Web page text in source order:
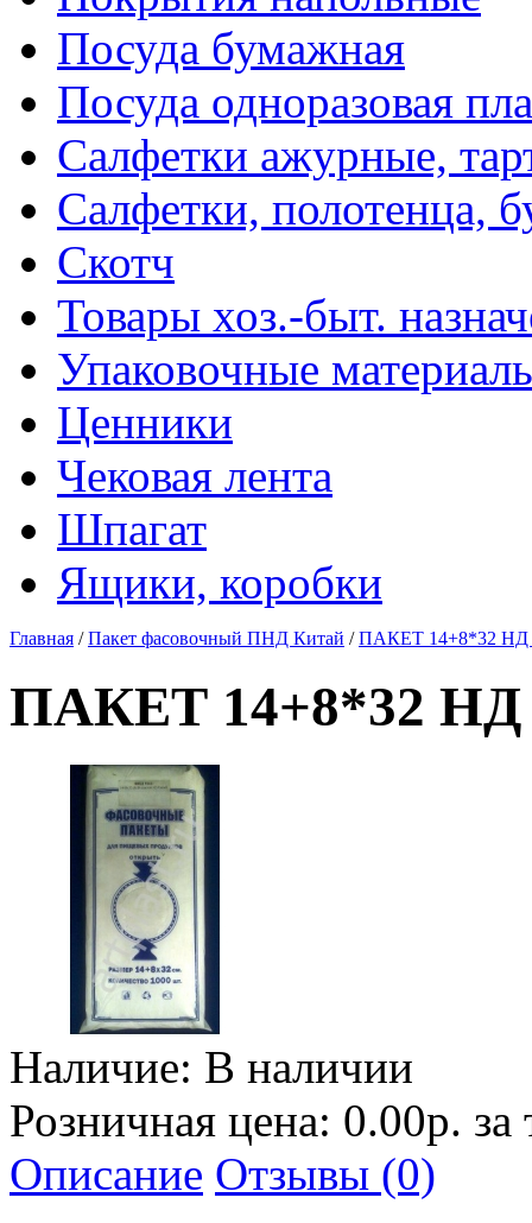
Посуда бумажная
Посуда одноразовая
Салфетки ажурные,
Салфетки, полотенца,
Скотч
Товары хоз.-быт.
Упаковочные
Ценники
Чековая лента
Шпагат
Ящики, коробки
Главная /Пакет фасовочный ПНД Китай /ПАКЕТ 14+8*32 НД
ПАКЕТ 14+8*32 НД
Наличие: В наличии
Розничная цена: 0.00р.
Описание Отзывы (0)